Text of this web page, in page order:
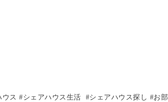
ス #シェアハウス生活 #シェアハウス探し #お部